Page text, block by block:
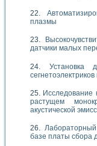
плазмы
датчики малых
Установка
Исследование
растущем
акустической
базе платы сбора